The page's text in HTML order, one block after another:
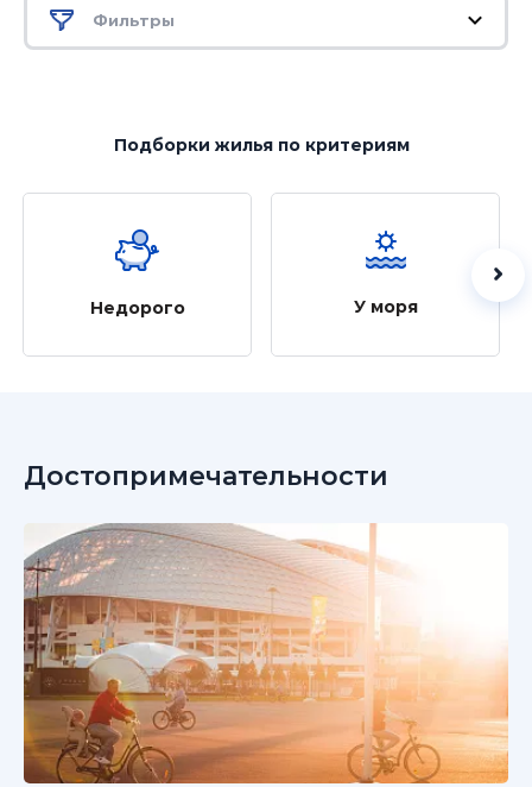
Фильтры
Подборки жильяпо критериям
Недорого У моря
Достопримечательности